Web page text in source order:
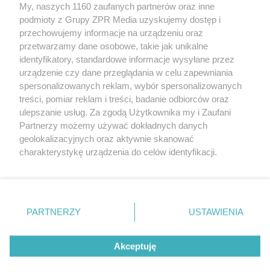
Żaden utwór zamieszczony w serwisie nie może być powielany i
rozpowszechniany lub dalej rozpowszechniany w jakikolwiek sposób (w
tym także elektroniczny lub mechaniczny) na jakimkolwiek polu
eksploatacji w jakiejkolwiek formie, włącznie z umieszczaniem w
Internecie bez pisemnej zgody właściciela praw. Jakiekolwiek użycie lub
wykorzystanie utworów w całości lub w części z naruszeniem prawa,
tzn. bez właściwej zgody, jest zabronione pod groźbą kary i może być
ścigane prawnie.
© 2026 Grupa ZPR Media
My, naszych 1160 zaufanych partnerów oraz inne
podmioty z Grupy ZPR Media uzyskujemy dostęp i
przechowujemy informacje na urządzeniu oraz
przetwarzamy dane osobowe, takie jak unikalne
identyfikatory, standardowe informacje wysyłane przez
urządzenie czy dane przeglądania w celu zapewniania
spersonalizowanych reklam, wybór spersonalizowanych
treści, pomiar reklam i treści, badanie odbiorców oraz
ulepszanie usług. Za zgodą Użytkownika my i Zaufani
Partnerzy możemy używać dokładnych danych
geolokalizacyjnych oraz aktywnie skanować
charakterystykę urządzenia do celów identyfikacji.
zmienić/wycofać klikając przycisk ustawień prywatności
znajdujący się w lewym dolnym rogu strony
rodzaje przetwarzania danych nie wymagają zgody
użytkownika, ale masz prawo sprzeciwić się takiemu
przetwarzaniu. Preferencje będą miały zastosowanie tylko
PARTNERZY USTAWIENIA
Akceptuję